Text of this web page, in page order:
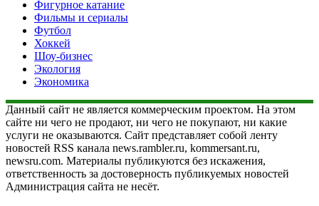
Фигурное катание
Фильмы и сериалы
Футбол
Хоккей
Шоу-бизнес
Экология
Экономика
Данный сайт не является коммерческим проектом. На этом
сайте ни чего не продают, ни чего не покупают, ни какие
услуги не оказываются. Сайт представляет собой ленту
новостей RSS канала news.rambler.ru, kommersant.ru,
newsru.com. Материалы публикуются без искажения,
ответственность за достоверность публикуемых новостей
Администрация сайта не несёт.